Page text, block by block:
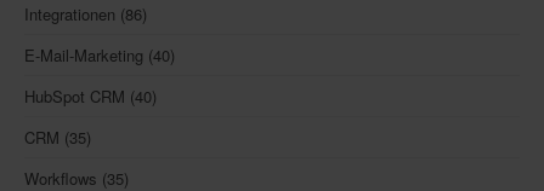
Integrationen (86)
E-Mail-Marketing (40)
HubSpot CRM (40)
CRM (35)
Workflows (35)